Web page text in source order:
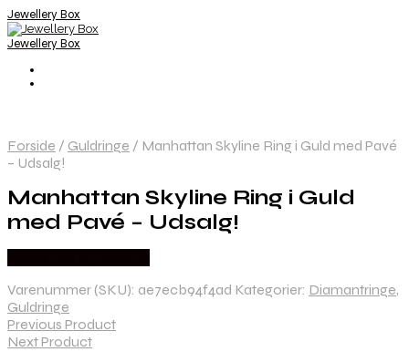
Jewellery Box
Jewellery Box
Forside / Guldringe / Manhattan Skyline Ring i Guld med Pavé
– Udsalg!
Manhattan Skyline Ring i Guld
med Pavé – Udsalg!
Varenummer (SKU): ae7ecb94f4ad Kategorier: Diamantringe,
Guldringe
Previous Product
Next Product